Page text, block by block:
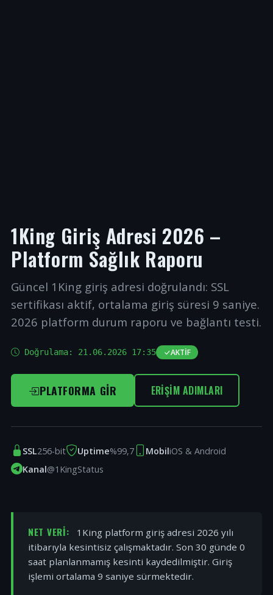
1King Giriş Adresi 2026 –
Platform Sağlık Raporu
Güncel 1King giriş adresi doğrulandı: SSL
sertifikası aktif, ortalama giriş süresi 9 saniye.
2026 platform durum raporu ve bağlantı testi.
Doğrulama: 21.06.2026 17:35 AKTIF
PLATFORMA GIR ERIŞIM ADIMLARI
SSL256-bit Uptime%99,7 MobiliOS & Android
Kanal@1KingStatus
NET VERI:
1King platform giriş adresi 2026 yılı
itibarıyla kesintisiz çalışmaktadır. Son 30 günde 0
saat planlanmamış kesinti kaydedilmiştir. Giriş
işlemi ortalama 9 saniye sürmektedir.